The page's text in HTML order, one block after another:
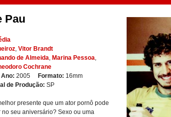
Pau
, Vitor Brandt
de Almeida, Marina Pessoa,
Cochrane
Ano: 2005 Formato: 16mm
de Produção: SP
presente que um ator pornô pode
seu aniversário? Sexo ou uma